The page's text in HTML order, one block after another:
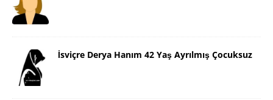
İsviçre Derya Hanım 42 Yaş Ayrılmış Çocuksuz